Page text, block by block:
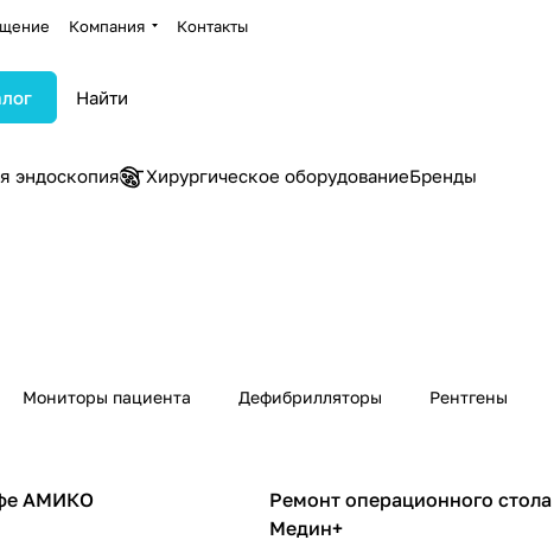
Компания Контакты
эндоскопия Хирургическое оборудованиеБренды
Мониторы пациента Дефибрилляторы Рентгены
АМИКО Операционные столы
Ремонт операционного стола
Медин+